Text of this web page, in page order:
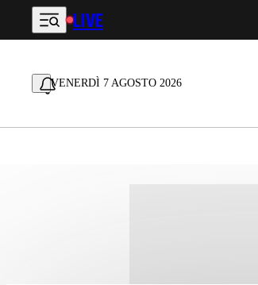
Vai al contenuto principale
LIVE
VENERDÌ 7 AGOSTO 2026